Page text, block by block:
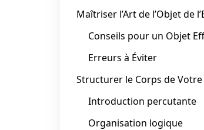
Maîtriser l’Art de l’Objet de
Conseils pour un Objet
Erreurs à Éviter
Structurer le Corps de Votre
Introduction percutante
Organisation logique